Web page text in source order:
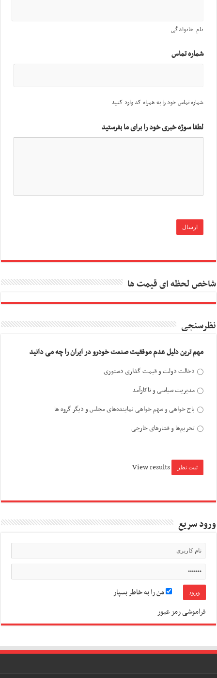
نام خانوادگی
شماره تماس
شماره تماس خود را به همراه کد وارد کنید
لطفا سوژه خبری خود را برای ما بفرستید
شاخص لحظه ای قیمت ها
نظرسنجی
مهم ترین دلیل عدم موفقیت صنعت خودرو در ایران را چه می دانید
دخالت دولت و قیمت گذاری دستوری
مدیریت سیاسی و ناکارآمد
باج خواهی و سهم خواهی نماینده‌های مجلس و دیگر گروه ها
تحریم‌ها و فشارهای خارجی
View results
ورود سریع
من را به خاطر بسپار
فراموشی رمز عبور